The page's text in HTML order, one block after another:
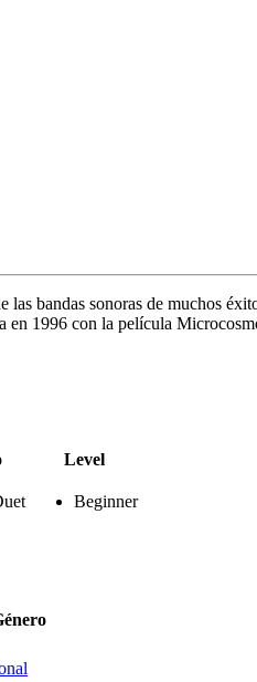
bandas sonoras de muchos
1996 con la película
Level
Beginner